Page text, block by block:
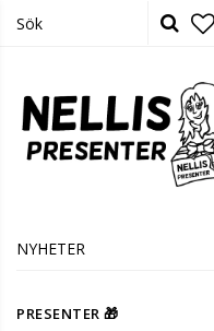
NYHETER
PRESENTER 🎁